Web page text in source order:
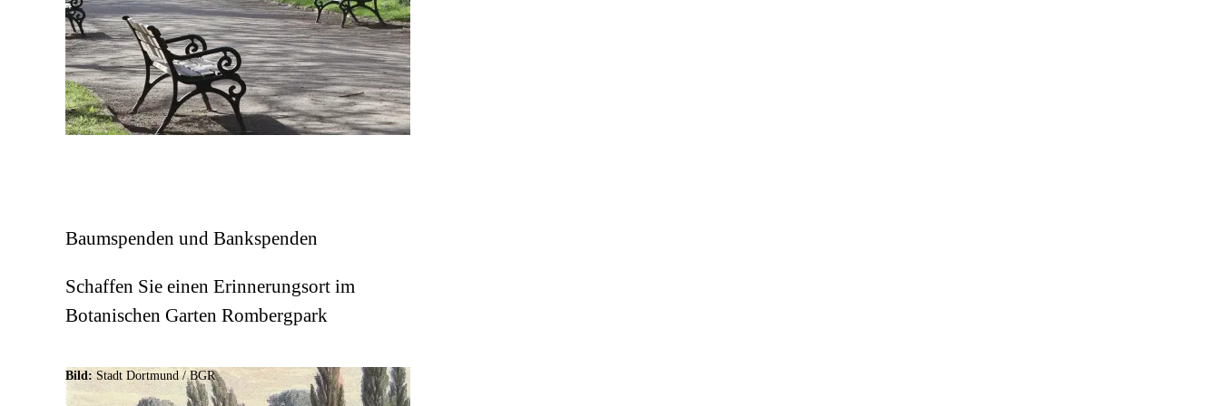
Baumspenden und Bankspenden
Schaffen Sie einen Erinnerungsort im
Botanischen Garten Rombergpark
Bild:Stadt Dortmund /BGR